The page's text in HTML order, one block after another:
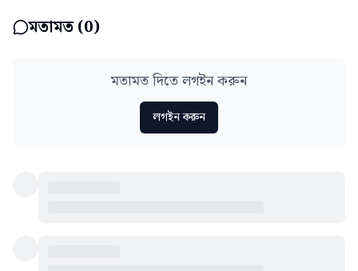
মতামত (0)
মতামত দিতে লগইন করুন
লগইন করুন